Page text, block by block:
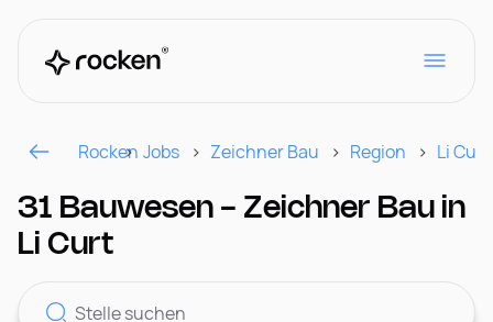
Für Arbeitgeber
Kontakt
Rocken Jobs Zeichner Bau Region Li Curt
31 Bauwesen - Zeichner Bau in
Li Curt